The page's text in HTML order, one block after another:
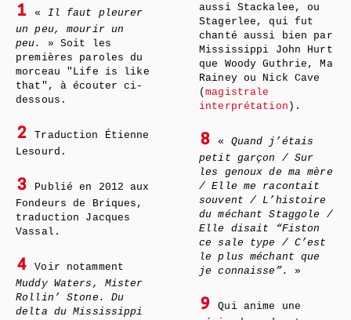
1 « Il faut pleurer
un peu, mourir un
peu.
» Soit les
premières paroles du
morceau "Life is like
that", à écouter ci-
dessous.
2
Traduction Étienne
Lesourd.
3
Publié en 2012 aux
Fondeurs de Briques,
traduction Jacques
Vassal.
4
Voir notamment
Muddy Waters, Mister
Rollin’ Stone. Du
delta du Mississippi
aussi Stackalee, ou
Stagerlee, qui fut
chanté aussi bien par
Mississippi John Hurt
que Woody Guthrie, Ma
Rainey ou Nick Cave
(magistrale
interprétation ).
8 « Quand j’étais
petit garçon / Sur
les genoux de ma mère
/ Elle me racontait
souvent / L’histoire
du méchant Staggole /
Elle disait “Fiston
ce sale type / C’est
le plus méchant que
je connaisse”.
»
9
Qui anime une